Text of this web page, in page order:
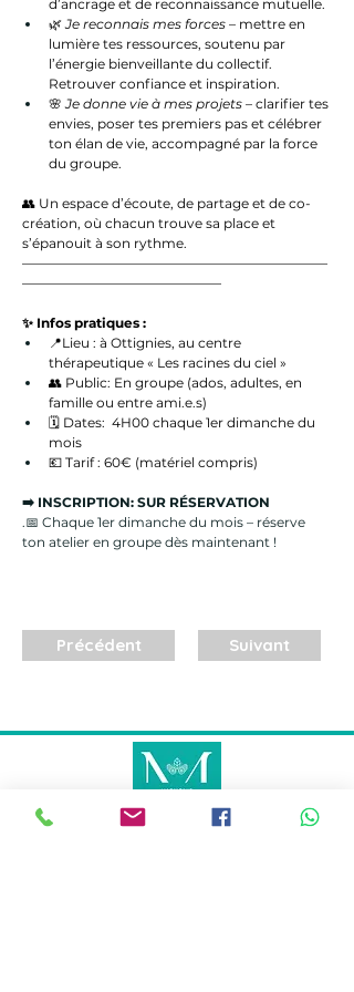
d’ancrage et de reconnaissance mutuelle.
🌿 Je reconnais mes forces – mettre en
lumière tes ressources, soutenu par
l’énergie bienveillante du collectif.
Retrouver confiance et inspiration.
🌸 Je donne vie à mes projets – clarifier tes
envies, poser tes premiers pas et célébrer
ton élan de vie, accompagné par la force
du groupe.
👥 Un espace d’écoute, de partage et de co-
création, où chacun trouve sa place et
s’épanouit à son rythme.
———————————————————————
———————————————
✨ Infos pratiques :
📍Lieu : à Ottignies, au centre
thérapeutique « Les racines du ciel »
👥 Public: En groupe (ados, adultes, en
famille ou entre ami.e.s)
🗓️ Dates:  4H00 chaque 1er dimanche du
mois
💶 Tarif : 60€ (matériel compris)
➡️ INSCRIPTION: SUR RÉSERVATION
.📅 Chaque 1er dimanche du mois – réserve
ton atelier en groupe dès maintenant !
Précédent Suivant